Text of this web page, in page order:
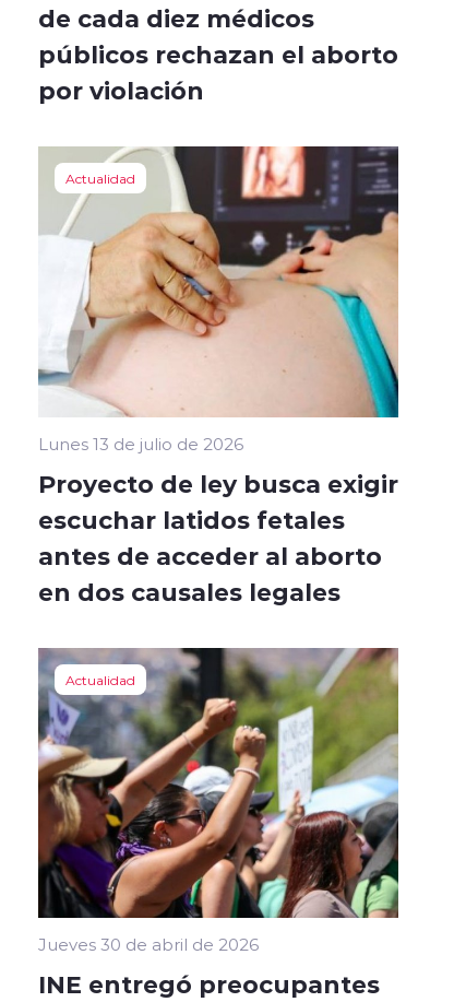
de cada diez médicos
públicos rechazan el aborto
por violación
Actualidad
Lunes 13 de julio de 2026
Proyecto de ley busca exigir
escuchar latidos fetales
antes de acceder al aborto
en dos causales legales
Actualidad
Jueves 30 de abril de 2026
INE entregó preocupantes